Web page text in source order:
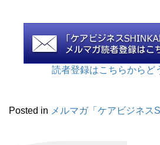
読者登録はこちらからど
Posted in メルマガ「ケアビジネス